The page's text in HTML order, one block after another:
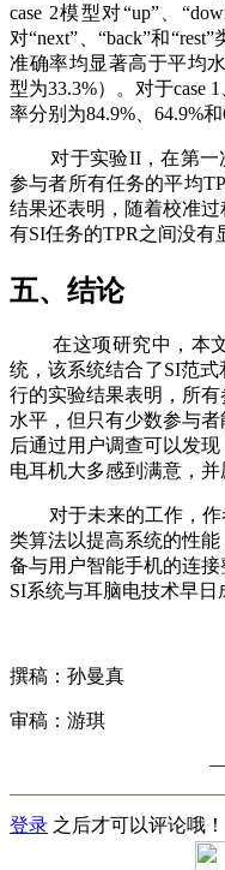
case 2模型对“up”、
对“next”、“back”和
准确率均显著高于平均水
型为33.3%）。对于case
率分别为84.9%、64.9%和
对于实验II，在第一次
参与者所有任务的平均
结果还表明，随着校准
有SI任务的TPR之间没有
五、结论
在这项研究中，本文
统，该系统结合了SI范
行的实验结果表明，所
水平，但只有少数参与
后通过用户调查可以发
电耳机大多感到满意，并
对于未来的工作，作
类算法以提高系统的性
备与用户智能手机的连
SI系统与耳脑电技术早日
撰稿：孙曼真
审稿：游琪
登录 之后才可以评论哦！